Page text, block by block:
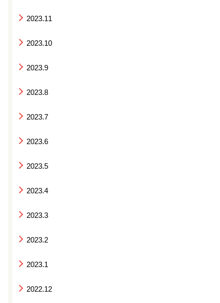
2023.11
2023.10
2023.9
2023.8
2023.7
2023.6
2023.5
2023.4
2023.3
2023.2
2023.1
2022.12